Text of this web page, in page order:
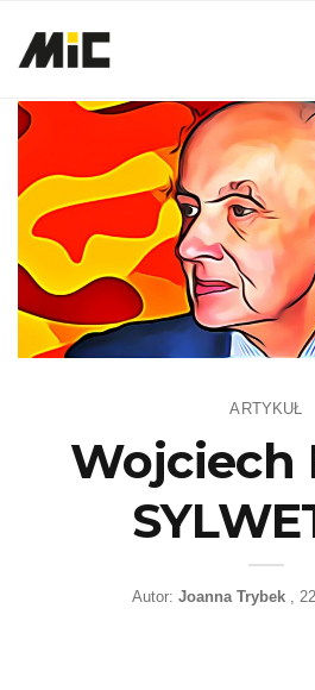
ARTYKUŁ
Wojciech
Autor: Joanna Trybek